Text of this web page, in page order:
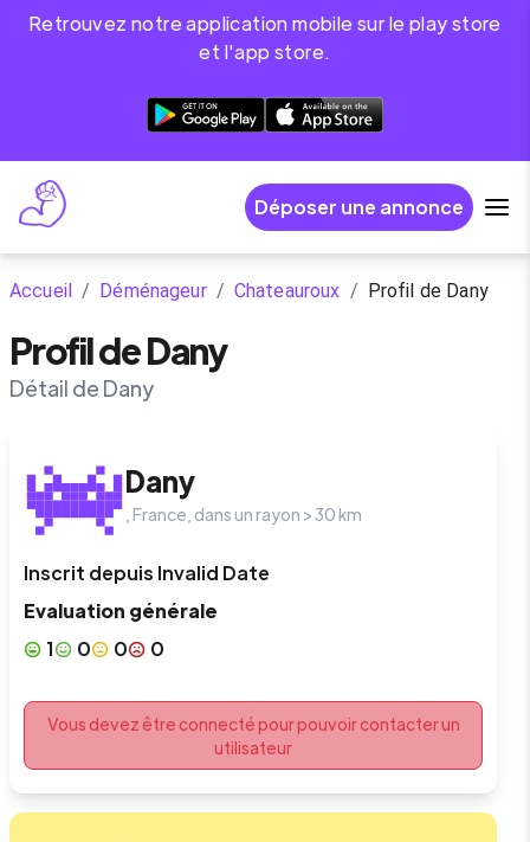
Retrouvez notre application mobile sur le play store
et l'app store.
Déposer une annonce
Accueil / Déménageur / Chateauroux / Profil de Dany
Profil de Dany
Détail de Dany
Dany
France , dans un rayon > 30 km
Inscrit depuis Invalid Date
Evaluation générale
1
0 0 0
Vous devez être connecté pour pouvoir contacter un
utilisateur